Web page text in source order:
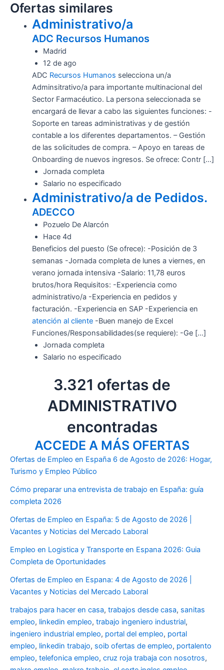
Ofertas similares
Administrativo/a
ADC Recursos Humanos
Madrid
12 de ago
ADC Recursos Humanos selecciona un/a
Adminsitrativo/a para importante multinacional del
Sector Farmacéutico. La persona seleccionada se
encargará de llevar a cabo las siguientes funciones: -
Soporte en tareas administrativas y de gestión
contable a los diferentes departamentos. – Gestión
de las solicitudes de compra. – Apoyo en tareas de
Onboarding de nuevos ingresos. Se ofrece: Contr […]
Jornada completa
Salario no especificado
Administrativo/a de Pedidos.
ADECCO
Pozuelo De Alarcón
Hace 4d
Beneficios del puesto (Se ofrece): -Posición de 3
semanas -Jornada completa de lunes a viernes, en
verano jornada intensiva -Salario: 11,78 euros
brutos/hora Requisitos: -Experiencia como
administrativo/a -Experiencia en pedidos y
facturación. -Experiencia en SAP -Experiencia en
atención al cliente-Buen manejo de Excel
Funciones/Responsabilidades(se requiere): -Ge […]
Jornada completa
Salario no especificado
3.321 ofertas de
ADMINISTRATIVO
encontradas
ACCEDE A MÁS OFERTAS
Ofertas de Empleo en España 6 de Agosto de 2026: Hogar,
Turismo y Empleo Público
Cómo preparar una entrevista de trabajo en España: guía
completa 2026
Ofertas de Empleo en España: 5 de Agosto de 2026 |
Vacantes y Noticias del Mercado Laboral
Empleo en Logistica y Transporte en Espana 2026: Guia
Completa de Oportunidades
Ofertas de Empleo en Espana: 4 de Agosto de 2026 |
Vacantes y Noticias del Mercado Laboral
trabajos para hacer en casa, trabajos desde casa, sanitas
empleo, linkedin empleo, trabajo ingeniero industrial,
ingeniero industrial empleo, portal del empleo, portal
empleo, linkedin trabajo, soib ofertas de empleo, portalento
empleo, telefonica empleo, cruz roja trabaja con nosotros,